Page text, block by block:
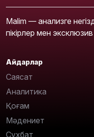
Malim — анализге
пікірлер мен
Айдарлар
Саясат
Аналитика
Қоғам
Мәдениет
Сұхбат